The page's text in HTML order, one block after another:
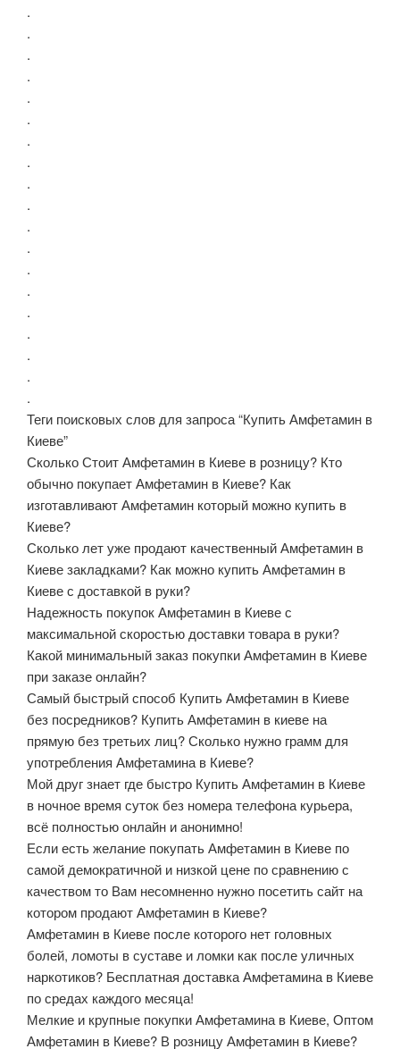
.
.
.
.
.
.
.
.
.
.
.
.
.
.
.
.
.
.
.
Теги поисковых слов для запроса “Купить Амфетамин в
Киеве”
Сколько Стоит Амфетамин в Киеве в розницу? Кто
обычно покупает Амфетамин в Киеве? Как
изготавливают Амфетамин который можно купить в
Киеве?
Сколько лет уже продают качественный Амфетамин в
Киеве закладками? Как можно купить Амфетамин в
Киеве с доставкой в руки?
Надежность покупок Амфетамин в Киеве с
максимальной скоростью доставки товара в руки?
Какой минимальный заказ покупки Амфетамин в Киеве
при заказе онлайн?
Самый быстрый способ Купить Амфетамин в Киеве
без посредников? Купить Амфетамин в киеве на
прямую без третьих лиц? Сколько нужно грамм для
употребления Амфетамина в Киеве?
Мой друг знает где быстро Купить Амфетамин в Киеве
в ночное время суток без номера телефона курьера,
всё полностью онлайн и анонимно!
Если есть желание покупать Амфетамин в Киеве по
самой демократичной и низкой цене по сравнению с
качеством то Вам несомненно нужно посетить сайт на
котором продают Амфетамин в Киеве?
Амфетамин в Киеве после которого нет головных
болей, ломоты в суставе и ломки как после уличных
наркотиков? Бесплатная доставка Амфетамина в Киеве
по средах каждого месяца!
Мелкие и крупные покупки Амфетамина в Киеве, Оптом
Амфетамин в Киеве? В розницу Амфетамин в Киеве?